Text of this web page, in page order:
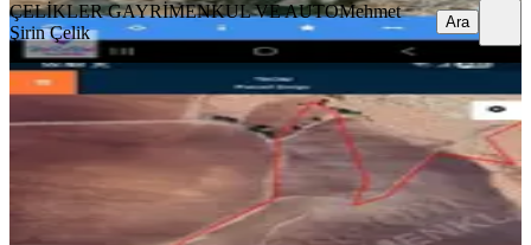
ÇELİKLER GAYRİMENKUL VE AUTOMehmet
Şirin Çelik
Ara
Her Türlü Yapıya Uygun Müstakil
Yola Sıfır Satılık 11.5 Dn.arasa
Eğil, Baysu Mahallesi
345/m² 20.04.2026